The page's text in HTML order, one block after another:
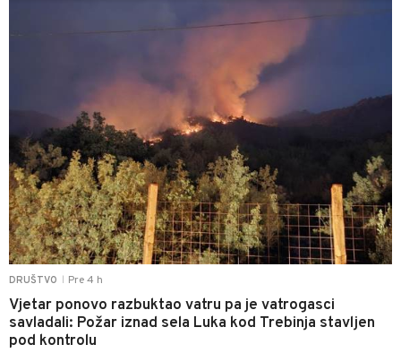
DRUŠTVO Pre 4 h
Vjetar ponovo razbuktao vatru pa je vatrogasci
savladali: Požar iznad sela Luka kod Trebinja stavljen
pod kontrolu